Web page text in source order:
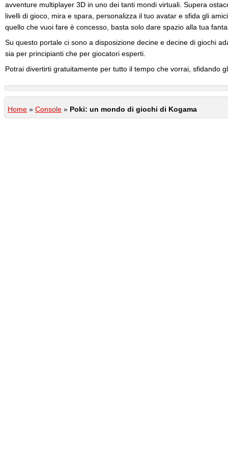
avventure multiplayer 3D in uno dei tanti mondi virtuali. Supera
livelli di gioco, mira e spara, personalizza il tuo avatar e sfida gli
quello che vuoi fare è concesso, basta solo dare spazio alla tua
Su questo portale ci sono a disposizione decine e decine di giochi
sia per principianti che per giocatori esperti.
Potrai divertirti gratuitamente per tutto il tempo che vorrai, sfidando
Home » Console » Poki: un mondo di giochi di Kogama